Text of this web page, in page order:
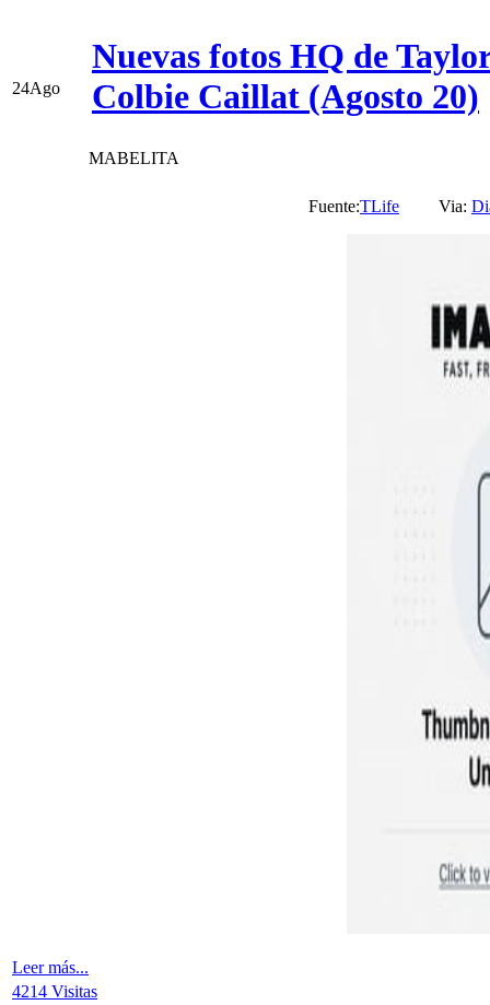
24Ago
Nuevas fotos HQ de
Colbie Caillat (Agosto 20)
MABELITA
Fuente:TLife Via:
Leer más...
4214 Visitas